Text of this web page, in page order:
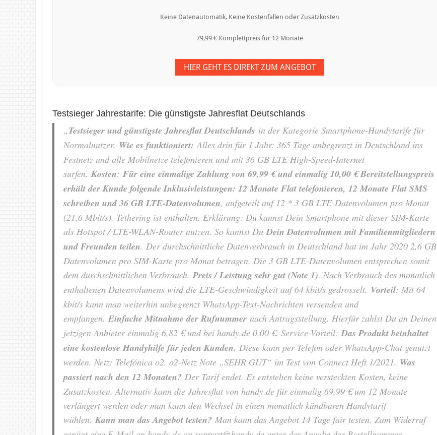
Keine Datenautomatik, Keine Kostenfallen oder Zusatzkosten
79,99 € Komplettpreis für 12 Monate
HIER GEHT ES DIREKT ZUM ANGEBOT
Testsieger Jahrestarife: Die günstigste Jahresflat Deutschlands
„Testsieger und günstigste Jahresflat Deutschlands in der Kategorie Smartphone-Handytarife für
Normalnutzer. Wie es funktioniert: Alles drin für 1 Jahr: 365 Tage unbegrenzt in Deutschland ins
Festnetz und alle Mobilnetze telefonieren und mit 36 GB LTE High-Speed-Internet
surfen. Kosten: Für eine einmalige Zahlung von 69,99 € und einmalig 10,00 € Bereitstellungspreis
erhält der Kunde folgende Inklusivleistungen: 12 Monate Flat telefonieren, 12 Monate Flat SMS
schreiben und 36 GB LTE-Datenvolumen, aufgeteilt auf 12 * 3 GB LTE-Datenvolumen pro Monat
(21,6 Mbit/s). Tethering ist enthalten. Erklärung: Du kannst Dein Smartphone mit dieser SIM-Karte
als Hotspot / LTE-WLAN-Router nutzen. So kannst DuDein Datenvolumen mit Familienmitgliedern
und Freunden teilen. Der durchschnittliche Datenverbrauch in Deutschland hat im Jahr 2020 2,6 GB
Datenvolumen pro SIM-Karte pro Monat betragen. Die 3 GB LTE-Datenvolumen entsprechen somit
dem durchschnittlichen Verbrauch.Preis / Leistung sehr gut (Note 1). Nach Verbrauch des monatlich
enthaltenen Datenvolumens wird die LTE-Geschwindigkeit auf 64 kbit/s gedrosselt. Vorteil: Mit 64
kbit/s kann man weiterhin unbegrenzt WhatsApp-Text-Nachrichten versenden und
empfangen.Einfache Mitnahme der Rufnummer nach Antragsstellung. Hierfür zahlst Du an Deinen
jetzigen Anbieter einmalig 6,82 € und bei handy.de 0,00 €. Service-Vorteil:Das Produkt beinhaltet
eine kostenlose Handyhilfe für jeden Kunden. Diese kann per Telefon oder WhatsApp-Chat genutzt
werden. Netz: Telefónica o2. o2-Netz Note „SEHR GUT“ im Test von Connect Heft 1/2021. Was
passiert nach den 12 Monaten? Der Tarif endet. Es entstehen keine versteckten Kosten, keine
Zusatzkosten. Alternativ kann die Jahresflat von handy.de für einmalig 69,99 € um 12 Monate
verlängert werden oder man kann den Wechsel in einen monatlich kündbaren Handytarif
wählen. Kann man das Angebot testen? Man kann das Angebot 14 Tage fair testen. Zum Widerruf